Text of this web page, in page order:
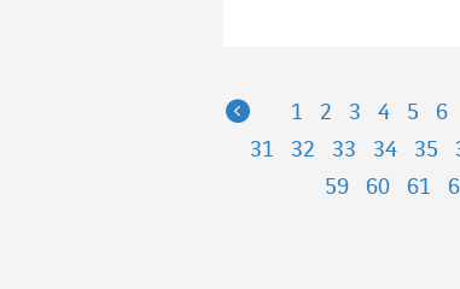
Previous
1 2 3 4 5 6
31
32 33 34 35
59
60 61